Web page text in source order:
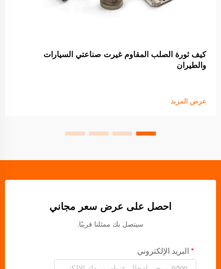
كيف ثورة الصلب المقاوم غيرت صناعتي السيارات
والطيران
عرض المزيد
احصل على عرض سعر مجاني
سيتصل بك ممثلنا قريبًا.
البريد الإلكتروني